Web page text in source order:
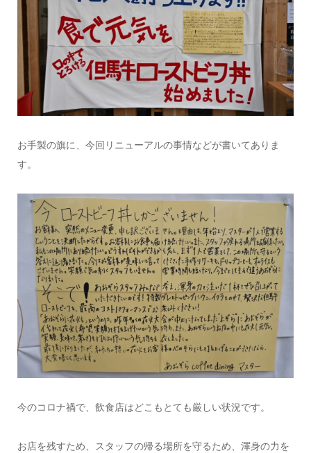
お手製の旗に、今回リニューアルの事情などが書いてありま
す。
今のコロナ禍で、飲食店はどこもとても厳しい状況です。
お店を残すため、スタッフの帰る場所を守るため、渾身の力を